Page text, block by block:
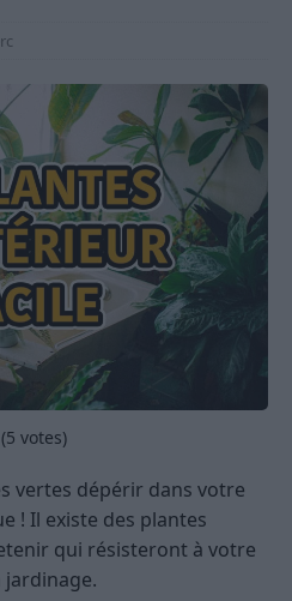
5 votes)
vertes dépérir dans votre
! Il existe des plantes
qui résisteront à votre
jardinage.